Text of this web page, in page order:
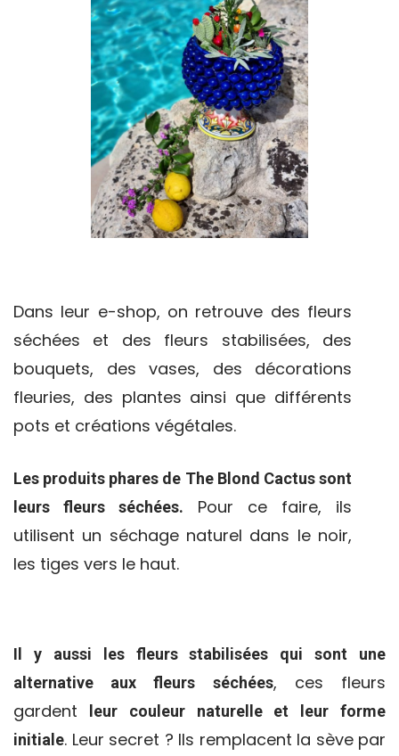
Dans leur e-shop, on retrouve des fleurs
séchées et des fleurs stabilisées, des
bouquets, des vases, des décorations
fleuries, des plantes ainsi que différents
pots et créations végétales.
Les produits phares de The Blond Cactus sont
leurs fleurs séchées. Pour ce faire, ils
utilisent un séchage naturel dans le noir,
les tiges vers le haut.
Il y aussi les fleurs stabilisées qui sont une
alternative aux fleurs séchées, ces fleurs
gardent leur couleur naturelle et leur forme
initiale. Leur secret ? Ils remplacent la sève par